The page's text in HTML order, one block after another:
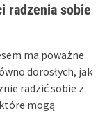
radzenia sobie
ma poważne
dorosłych, jak
radzić sobie z
mogą